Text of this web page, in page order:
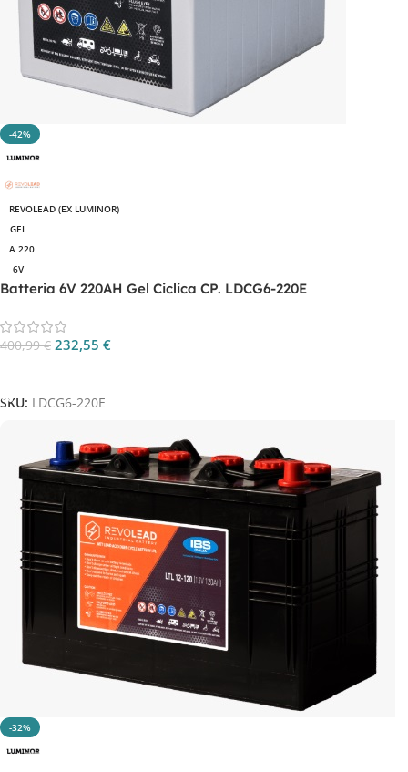
-42%
REVOLEAD (EX LUMINOR)
GEL
A 220
6V
Batteria 6V 220AH Gel Ciclica CP. LDCG6-220E
400,99€ 232,55 €
SKU: LDCG6-220E
-32%